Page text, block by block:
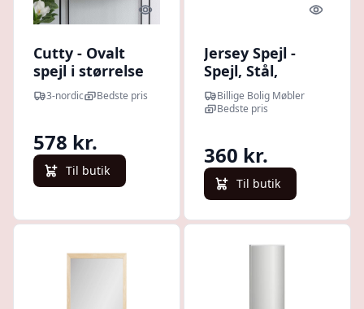
Quick look
Cutty - Ovalt
spejl i størrelse
35 x80 cm,
messing
3-nordic Bedste pris
578 kr.
Til butik
Quick
Jersey Spejl -
Spejl, Stål,
Sortø60 Cm
Billige Bolig Møbler
Bedste pris
360 kr.
Til butik